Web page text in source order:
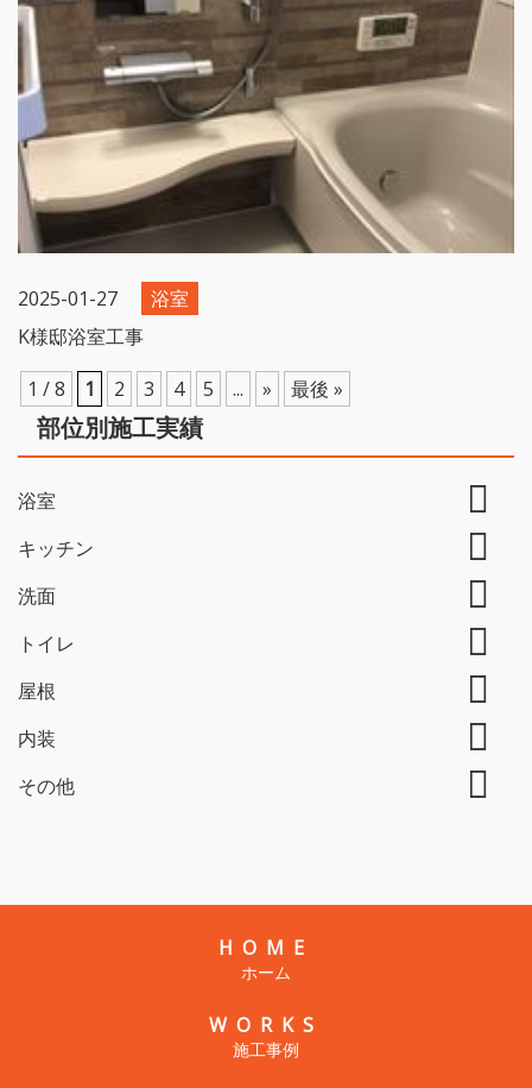
2025-01-27
浴室
K様邸浴室工事
1 / 8
1 2 3 4 5 ... » 最後 »
部位別施工実績
浴室
キッチン
洗面
トイレ
屋根
内装
その他
HOME
ホーム
WORKS
施工事例